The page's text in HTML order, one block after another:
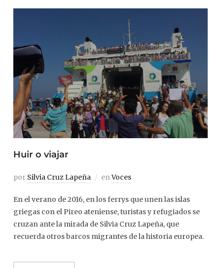
Huir o viajar
por Silvia Cruz Lapeña enVoces
En el verano de 2016, en los ferrys que unen las islas
griegas con el Pireo ateniense, turistas y refugiados se
cruzan ante la mirada de Silvia Cruz Lapeña, que
recuerda otros barcos migrantes de la historia europea.